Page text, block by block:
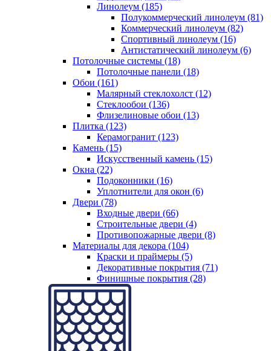
Линолеум (185)
Полукоммерческий линолеум (81)
Коммерческий линолеум (82)
Спортивный линолеум (16)
Антистатический линолеум (6)
Потолочные системы (18)
Потолочные панели (18)
Обои (161)
Малярный стеклохолст (12)
Стеклообои (136)
Флизелиновые обои (13)
Плитка (123)
Керамогранит (123)
Камень (15)
Искусственный камень (15)
Окна (22)
Подоконники (16)
Уплотнители для окон (6)
Двери (78)
Входные двери (66)
Строительные двери (4)
Противопожарные двери (8)
Материалы для декора (104)
Краски и праймеры (5)
Декоративные покрытия (71)
Финишные покрытия (28)